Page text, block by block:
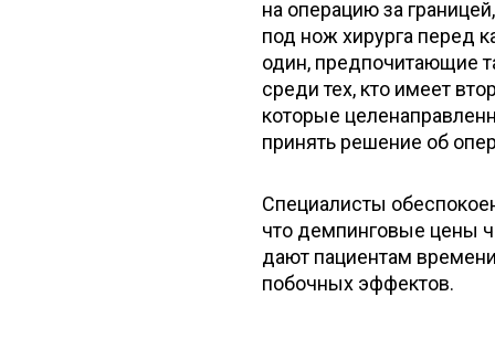
на операцию за
под нож хирурга перед
один, предпочитающие
среди тех, кто имеет
которые
принять решение об
Специалисты
что демпинговые цены
дают пациентам
побочных эффектов.